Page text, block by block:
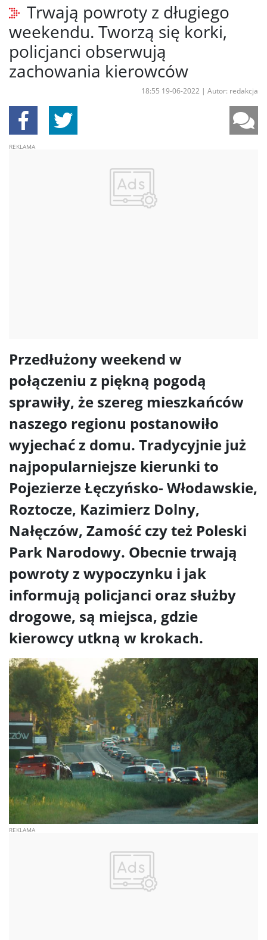
Trwają powroty z długiego
weekendu. Tworzą się korki,
policjanci obserwują
zachowania kierowców
18:55 19-06-2022 | Autor: redakcja
Przedłużony weekend w
połączeniu z piękną pogodą
sprawiły, że szereg mieszkańców
naszego regionu postanowiło
wyjechać z domu. Tradycyjnie już
najpopularniejsze kierunki to
Pojezierze Łęczyńsko- Włodawskie,
Roztocze, Kazimierz Dolny,
Nałęczów, Zamość czy też Poleski
Park Narodowy. Obecnie trwają
powroty z wypoczynku i jak
informują policjanci oraz służby
drogowe, są miejsca, gdzie
kierowcy utkną w krokach.